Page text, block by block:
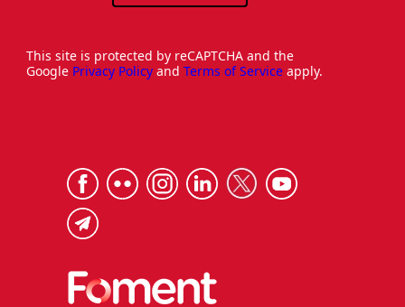
This site is protected by reCAPTCHA and the
Google Privacy Policy and Terms of Service apply.